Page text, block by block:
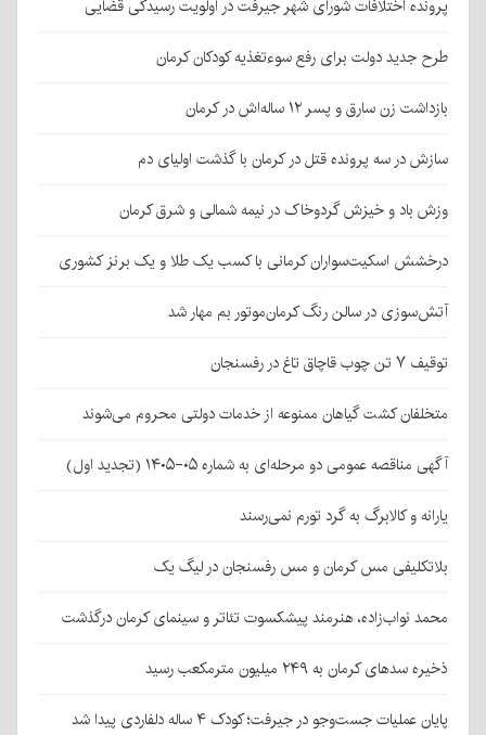
پرونده اختلافات شورای شهر جیرفت در اولویت رسیدگی قضایی
طرح جدید دولت برای رفع سوءتغذیه کودکان کرمان
بازداشت زن سارق و پسر ۱۲ ساله‌اش در کرمان
سازش در سه پرونده قتل در کرمان با گذشت اولیای دم
وزش باد و خیزش گردوخاک در نیمه شمالی و شرق کرمان
درخشش اسکیت‌سواران کرمانی با کسب یک طلا و یک برنز کشوری
آتش‌سوزی در سالن رنگ کرمان‌موتور بم مهار شد
توقیف ۷ تن چوب قاچاق تاغ در رفسنجان
متخلفان کشت گیاهان ممنوعه از خدمات دولتی محروم می‌شوند
آگهی مناقصه عمومی دو مرحله‌ای به شماره ۰۵-۱۴۰۵ (تجدید اول)
یارانه و کالابرگ به گرد تورم نمی‌رسند
بلاتکلیفی مس کرمان و مس رفسنجان در لیگ یک
محمد نواب‌زاده، هنرمند پیشکسوت تئاتر و سینمای کرمان درگذشت
ذخیره سدهای کرمان به ۲۴۹ میلیون مترمکعب رسید
پایان عملیات جست‌وجو در جیرفت؛ کودک ۴ ساله دلفاردی پیدا شد